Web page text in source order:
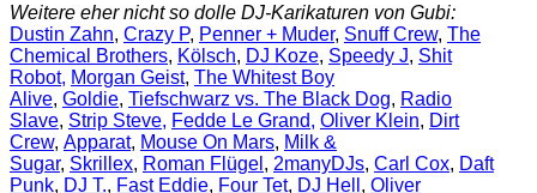
Weitere eher nicht so dolle DJ-Karikaturen von Gubi:
Dustin Zahn, Crazy P, Penner + Muder, Snuff Crew, The
Chemical Brothers, Kölsch, DJ Koze, Speedy J, Shit
Robot, Morgan Geist, The Whitest Boy
Alive, Goldie, Tiefschwarz vs. The Black Dog, Radio
Slave, Strip Steve, Fedde Le Grand, Oliver Klein, Dirt
Crew, Apparat, Mouse On Mars, Milk &
Sugar, Skrillex, Roman Flügel , 2manyDJs, Carl Cox, Daft
Punk, DJ T., Fast Eddie, Four Tet, DJ Hell , Oliver